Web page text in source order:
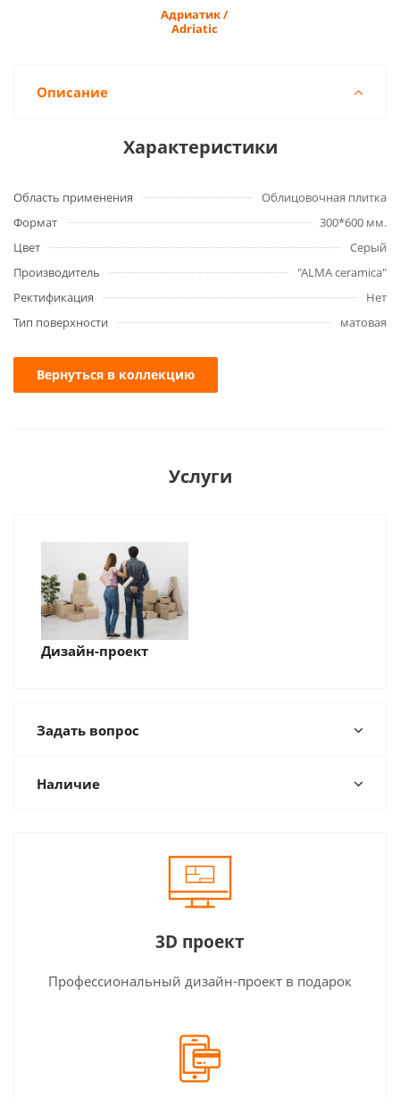
Адриатик /
Adriatic
Описание
Характеристики
Область применения
Облицовочная плитка
Формат
300*600 мм.
Цвет
Серый
Производитель
"ALMA ceramica"
Ректификация
Нет
Тип поверхности
матовая
Вернуться в коллекцию
Услуги
Дизайн-проект
Задать вопрос
Наличие
3D проект
Профессиональный дизайн-проект в подарок